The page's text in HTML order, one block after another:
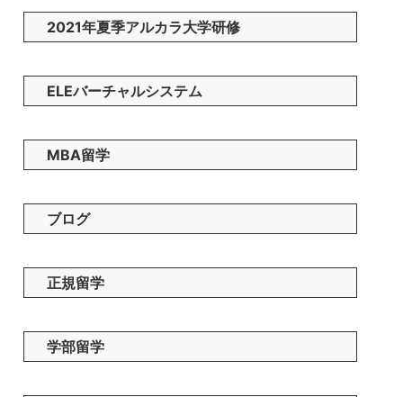
2021年夏季アルカラ大学研修
ELEバーチャルシステム
MBA留学
ブログ
正規留学
学部留学